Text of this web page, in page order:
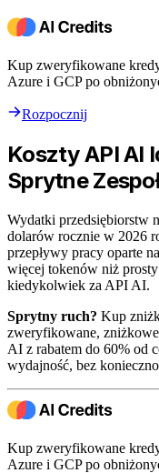
Kup zweryfikowane
Azure i GCP po
Rozpocznij
Koszty API AI
Sprytne
Wydatki przedsiębiorstw
dolarów rocznie w 2026
przepływy pracy oparte
więcej tokenów niż
kiedykolwiek za API AI.
Sprytny ruch? Kup
zweryfikowane,
AI z rabatem do 60% od
wydajność, bez
Kup zweryfikowane
Azure i GCP po